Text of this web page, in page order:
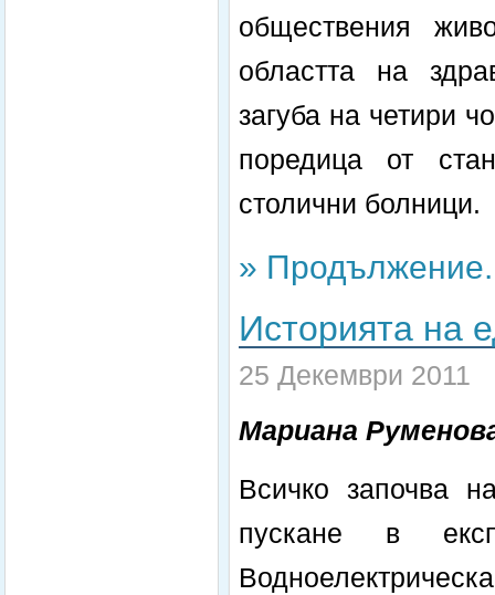
обществения
областта на
загуба на четири
поредица от
столични болници.
»
Историята на
25 Декември 2011
Мариана
Всичко започва
пускане в